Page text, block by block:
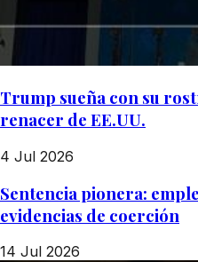
Trump sueña con su
renacer de EE.UU.
4 Jul 2026
Sentencia pionera:
evidencias de coerción
14 Jul 2026